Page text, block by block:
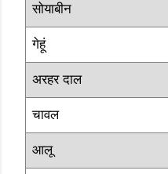
सोयाबीन
गेहूं
अरहर दाल
चावल
आलू